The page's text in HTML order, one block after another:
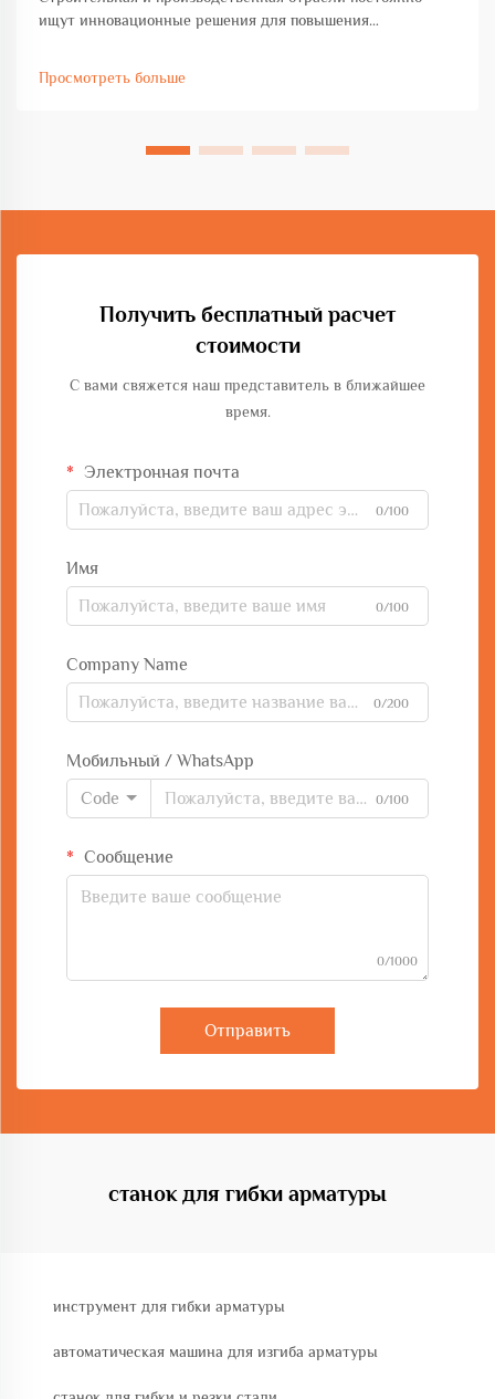
ищут инновационные решения для повышения
представляет собой трансформационное достижение в
Просмотреть больше
Получить бесплатный расчет
стоимости
С вами свяжется наш представитель в ближайшее
время.
Электронная почта
0/100
Имя
0/100
Company Name
0/200
Мобильный / WhatsApp
Code
0/100
Сообщение
0/1000
Отправить
станок для гибки арматуры
инструмент для гибки арматуры
автоматическая машина для изгиба арматуры